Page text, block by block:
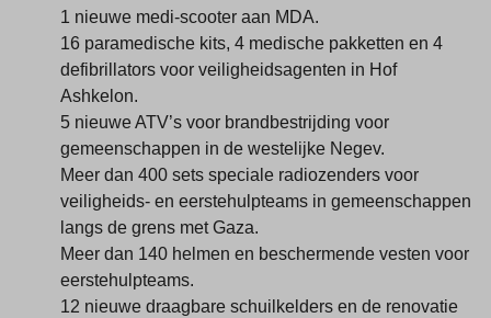
1 nieuwe medi-scooter aan MDA.
16 paramedische kits, 4 medische pakketten en 4
defibrillators voor veiligheidsagenten in Hof
Ashkelon.
5 nieuwe ATV’s voor brandbestrijding voor
gemeenschappen in de westelijke Negev.
Meer dan 400 sets speciale radiozenders voor
veiligheids- en eerstehulpteams in gemeenschappen
langs de grens met Gaza.
Meer dan 140 helmen en beschermende vesten voor
eerstehulpteams.
12 nieuwe draagbare schuilkelders en de renovatie